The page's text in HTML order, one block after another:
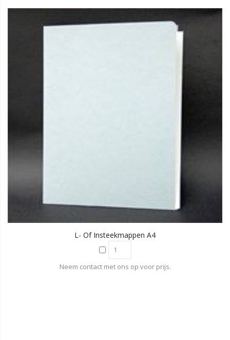
L- Of Insteekmappen A4
Neem contact met ons op voor prijs.